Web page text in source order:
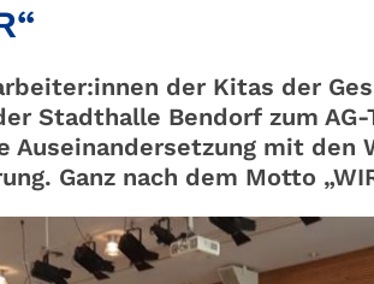
der Kitas der
Stadthalle Bendorf zum
Auseinandersetzung mit den
Ganz nach dem Motto